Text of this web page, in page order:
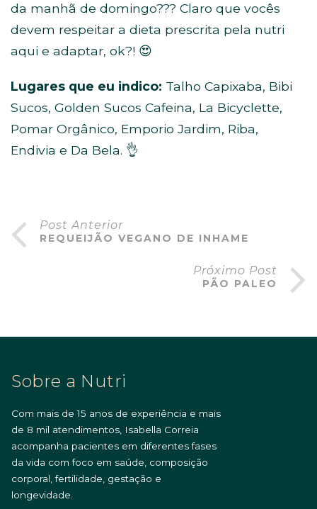
da manhã de domingo??? Claro que vocês
devem respeitar a dieta prescrita pela nutri
aqui e adaptar, ok?! 😍
Lugares que eu indico: Talho Capixaba, Bibi
Sucos, Golden Sucos Cafeina, La Bicyclette,
Pomar Orgânico, Emporio Jardim, Riba,
Endivia e Da Bela. 👌
Post Anterior
REQUEIJÃO VEGANO DE INHAME
Próximo Post
PÃO PALEO
Sobre a Nutri
Com mais de 15 anos de experiência e mais
de 8 mil atendimentos, Isabella Correia
acompanha pacientes em diferentes fases
da vida com foco em saúde, composição
corporal, fertilidade, gestação e
longevidade.